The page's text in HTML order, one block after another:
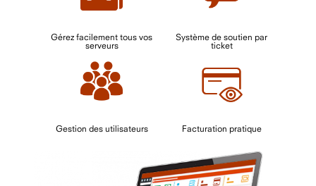
Gérez facilement tous vos
serveurs
Système de soutien par
ticket
Gestion des utilisateurs Facturation pratique